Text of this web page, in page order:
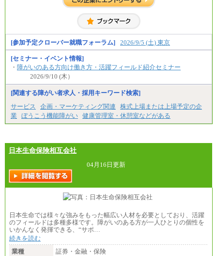
以上
㉑月給185,000 円以上
㉓月給224,500円以上
※全コース共通※ 能力・経験・勤務地などにより
異なります
※試用期間中も給与に変更はございません。
全職種共通
※居住地、年齢により異なります。
※この他に、該当する場合は各種手当が支給されま
す。
※試用期間中も給与に変更はございません
[参加予定クローバー就職フォーラム] 2026/9/5 (土) 東京
[セミナー・イベント情報]
・ 障がいのある方向け働き方・活躍フィールド紹介セミナー
2026/9/10 (木）
[関連する障がい者求人・採用キーワード検索]
サービス
企画・マーケティング関連
株式上場または上場予定の企
業
ぼうこう機能障がい 健康管理室・休憩室などがある
日本生命保険相互会社
04月16日更新
日本生命では様々な強みをもった幅広い人材を必要としており、活躍
のフィールドは多種多様です。障がいのある方が一人ひとりの個性を
いかんなく発揮できる、“サポ…
続きを読む
業種
証券・金融・保険